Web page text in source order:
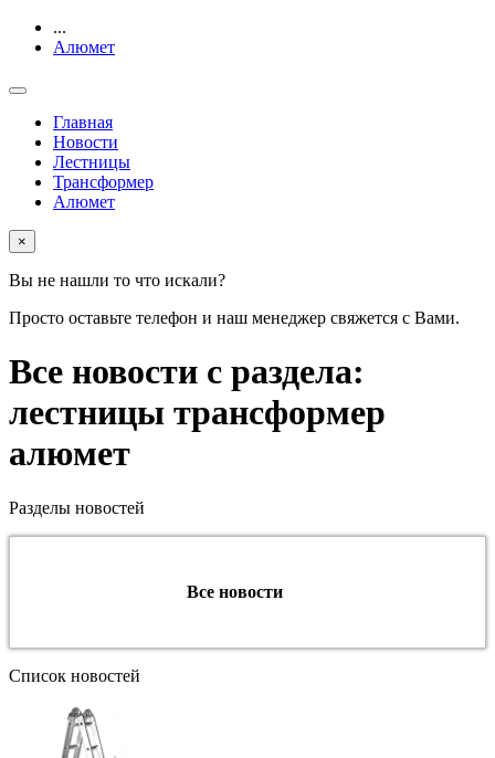
...
Алюмет
Главная
Новости
Лестницы
Трансформер
Алюмет
×
Вы не нашли то что искали?
Просто оставьте телефон и наш менеджер свяжется с Вами.
Все новости с раздела:
лестницы трансформер
алюмет
Разделы новостей
Все новости
Список новостей